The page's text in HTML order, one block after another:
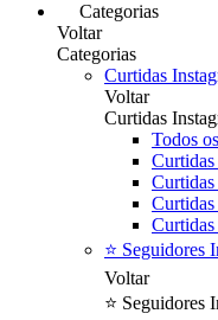
Categorias
Voltar
Categorias
Curtidas
Voltar
Curtidas
Todos
⭐ Seguidores
Voltar
⭐ Seguidores